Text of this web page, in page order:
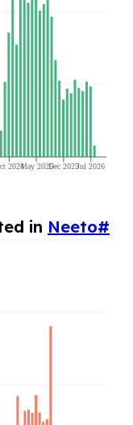
2024May 2025Dec 2025Jul 2026
in Neeto#